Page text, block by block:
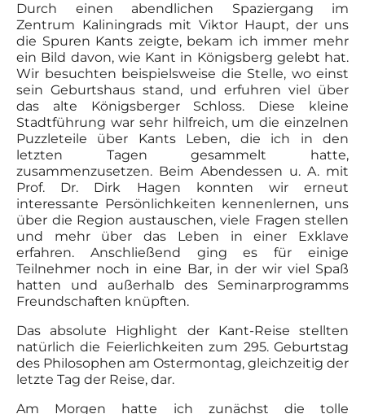
Durch einen abendlichen Spaziergang im
Zentrum Kaliningrads mit Viktor Haupt, der uns
die Spuren Kants zeigte, bekam ich immer mehr
ein Bild davon, wie Kant in Königsberg gelebt hat.
Wir besuchten beispielsweise die Stelle, wo einst
sein Geburtshaus stand, und erfuhren viel über
das alte Königsberger Schloss. Diese kleine
Stadtführung war sehr hilfreich, um die einzelnen
Puzzleteile über Kants Leben, die ich in den
letzten Tagen gesammelt hatte,
zusammenzusetzen. Beim Abendessen u. A. mit
Prof. Dr. Dirk Hagen konnten wir erneut
interessante Persönlichkeiten kennenlernen, uns
über die Region austauschen, viele Fragen stellen
und mehr über das Leben in einer Exklave
erfahren. Anschließend ging es für einige
Teilnehmer noch in eine Bar, in der wir viel Spaß
hatten und außerhalb des Seminarprogramms
Freundschaften knüpften.
Das absolute Highlight der Kant-Reise stellten
natürlich die Feierlichkeiten zum 295. Geburtstag
des Philosophen am Ostermontag, gleichzeitig der
letzte Tag der Reise, dar.
Am Morgen hatte ich zunächst die tolle